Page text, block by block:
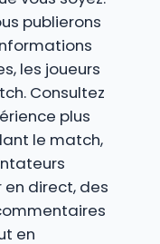
publierons
les joueurs
Consultez
plus
le match,
direct, des
en